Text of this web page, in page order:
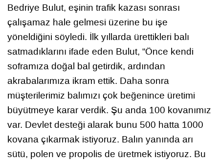
Bedriye Bulut, eşinin trafik kazası sonrası
çalışamaz hale gelmesi üzerine bu işe
yöneldiğini söyledi. İlk yıllarda ürettikleri balı
satmadıklarını ifade eden Bulut, “Önce kendi
soframıza doğal bal getirdik, ardından
akrabalarımıza ikram ettik. Daha sonra
müşterilerimiz balımızı çok beğenince üretimi
büyütmeye karar verdik. Şu anda 100 kovanımız
var. Devlet desteği alarak bunu 500 hatta 1000
kovana çıkarmak istiyoruz. Balın yanında arı
sütü, polen ve propolis de üretmek istiyoruz. Bu